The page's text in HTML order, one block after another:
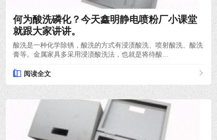
何为酸洗磷化？今天鑫明静电喷粉厂小课堂
就跟大家讲讲。
酸洗是一种化学除锈，酸洗的方式有浸渍酸洗、喷射酸洗、酸洗
膏等。金属家具多采用浸渍酸洗法，也就是将待酸...
阅读全文